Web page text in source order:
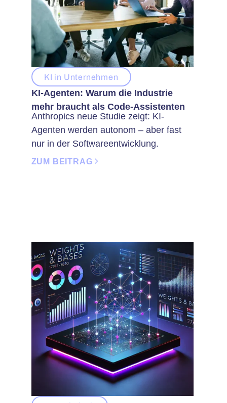
KI in Unternehmen
KI-Agenten: Warum die Industrie
mehr braucht als Code-Assistenten
Anthropics neue Studie zeigt: KI-
Agenten werden autonom – aber fast
nur in der Softwareentwicklung.
ZUM BEITRAG